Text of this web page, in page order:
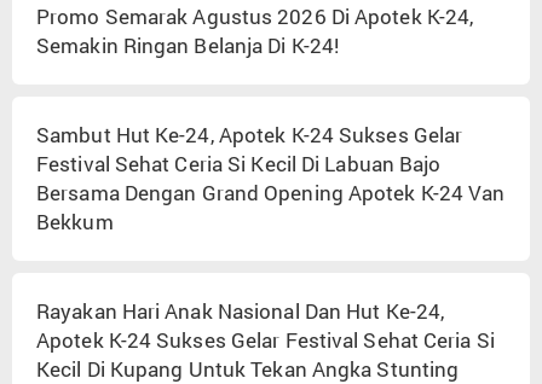
Promo Semarak Agustus 2026 Di Apotek K-24,
Semakin Ringan Belanja Di K-24!
Sambut Hut Ke-24, Apotek K-24 Sukses Gelar
Festival Sehat Ceria Si Kecil Di Labuan Bajo
Bersama Dengan Grand Opening Apotek K-24 Van
Bekkum
Rayakan Hari Anak Nasional Dan Hut Ke-24,
Apotek K-24 Sukses Gelar Festival Sehat Ceria Si
Kecil Di Kupang Untuk Tekan Angka Stunting